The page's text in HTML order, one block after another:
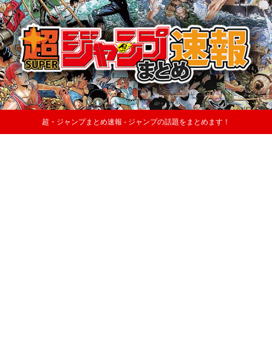
超・ジャンプまとめ速報 - ジャンプの話題をまとめます！